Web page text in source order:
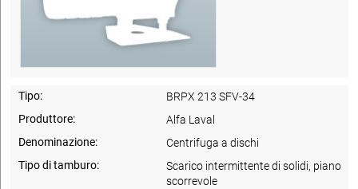
Tipo:
BRPX 213 SFV-34
Produttore:
Alfa Laval
Denominazione:
Centrifuga a dischi
Tipo di tamburo:
Scarico intermittente di solidi, piano
scorrevole